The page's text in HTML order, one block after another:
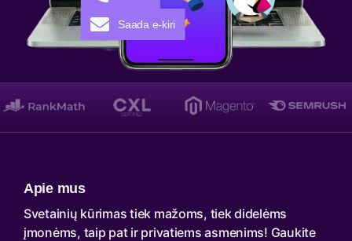
Apie mus
Svetainių kūrimas tiek mažoms, tiek didelėms
įmonėms, taip pat ir privatiems asmenims! Gaukite
Saada e-kiri